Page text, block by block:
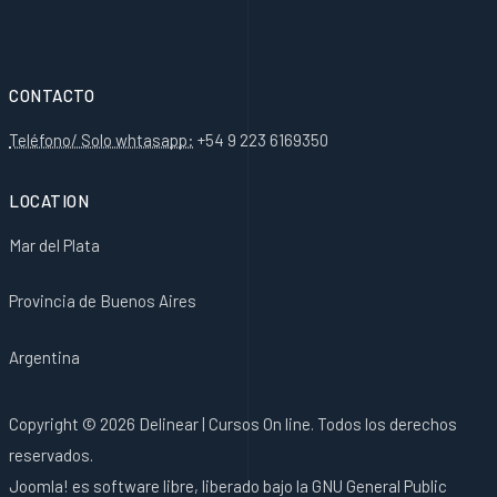
CONTACTO
Teléfono/ Solo whtasapp: +54 9 223 6169350
LOCATION
Mar del Plata
Provincia de Buenos Aires
Argentina
Copyright © 2026 Delinear | Cursos On line. Todos los derechos
reservados.
Joomla! es software libre, liberado bajo la GNU General Public